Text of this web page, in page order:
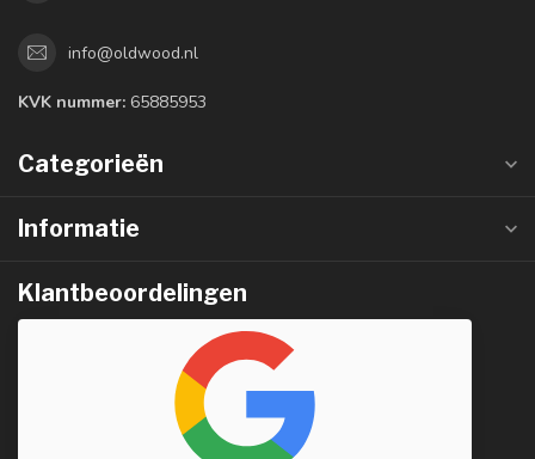
info@oldwood.nl
KVK nummer: 65885953
Categorieën
Informatie
Klantbeoordelingen